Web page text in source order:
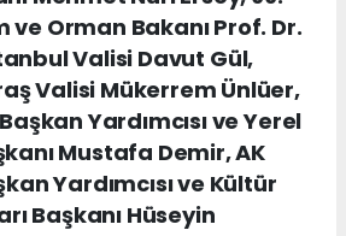
ve Orman Bakanı Prof. Dr.
Valisi Davut Gül,
Valisi Mükerrem Ünlüer,
Yardımcısı ve Yerel
Mustafa Demir, AK
Yardımcısı ve Kültür
Başkanı Hüseyin